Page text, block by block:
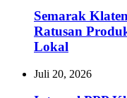
Semarak
Ratusan
Lokal
Juli 20, 2026